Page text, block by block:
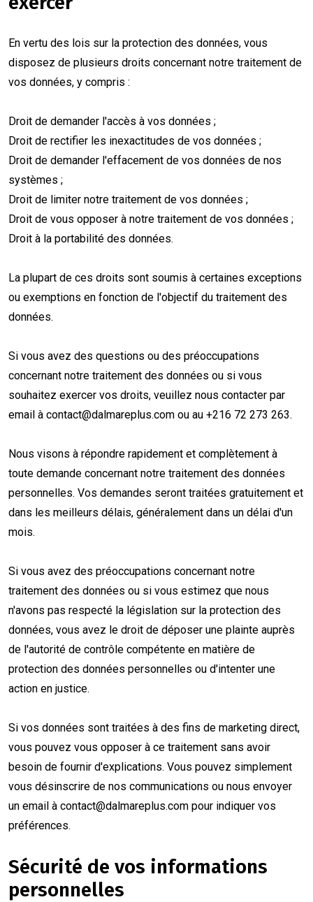
En vertu des lois sur la protection des données, vous
disposez de plusieurs droits concernant notre traitement de
vos données, y compris :
Droit de demander l'accès à vos données ;
Droit de rectifier les inexactitudes de vos données ;
Droit de demander l'effacement de vos données de nos
systèmes ;
Droit de limiter notre traitement de vos données ;
Droit de vous opposer à notre traitement de vos données ;
Droit à la portabilité des données.
La plupart de ces droits sont soumis à certaines exceptions
ou exemptions en fonction de l'objectif du traitement des
données.
Si vous avez des questions ou des préoccupations
concernant notre traitement des données ou si vous
souhaitez exercer vos droits, veuillez nous contacter par
email à contact@dalmareplus.com ou au +216 72 273 263.
Nous visons à répondre rapidement et complètement à
toute demande concernant notre traitement des données
personnelles. Vos demandes seront traitées gratuitement et
dans les meilleurs délais, généralement dans un délai d'un
mois.
Si vous avez des préoccupations concernant notre
traitement des données ou si vous estimez que nous
n'avons pas respecté la législation sur la protection des
données, vous avez le droit de déposer une plainte auprès
de l'autorité de contrôle compétente en matière de
protection des données personnelles ou d'intenter une
action en justice.
Si vos données sont traitées à des fins de marketing direct,
vous pouvez vous opposer à ce traitement sans avoir
besoin de fournir d'explications. Vous pouvez simplement
vous désinscrire de nos communications ou nous envoyer
un email à contact@dalmareplus.com pour indiquer vos
préférences.
Sécurité de vos informations
personnelles